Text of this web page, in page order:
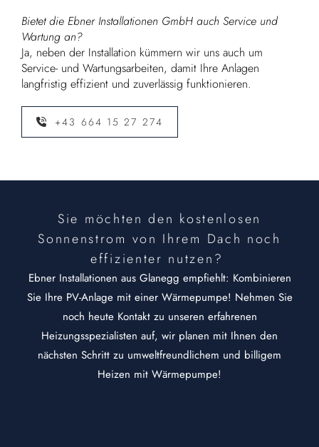
Bietet die Ebner Installationen GmbH auch Service und
Wartung an?
Ja, neben der Installation kümmern wir uns auch um
Service- und Wartungsarbeiten, damit Ihre Anlagen
langfristig effizient und zuverlässig funktionieren.
+43 664 15 27 274
Sie möchten den kostenlosen
Sonnenstrom von Ihrem Dach noch
effizienter nutzen?
Ebner Installationen aus Glanegg empfiehlt: Kombinieren
Sie Ihre PV-Anlage mit einer Wärmepumpe! Nehmen Sie
noch heute Kontakt zu unseren erfahrenen
Heizungsspezialisten auf, wir planen mit Ihnen den
nächsten Schritt zu umweltfreundlichem und billigem
Heizen mit Wärmepumpe!